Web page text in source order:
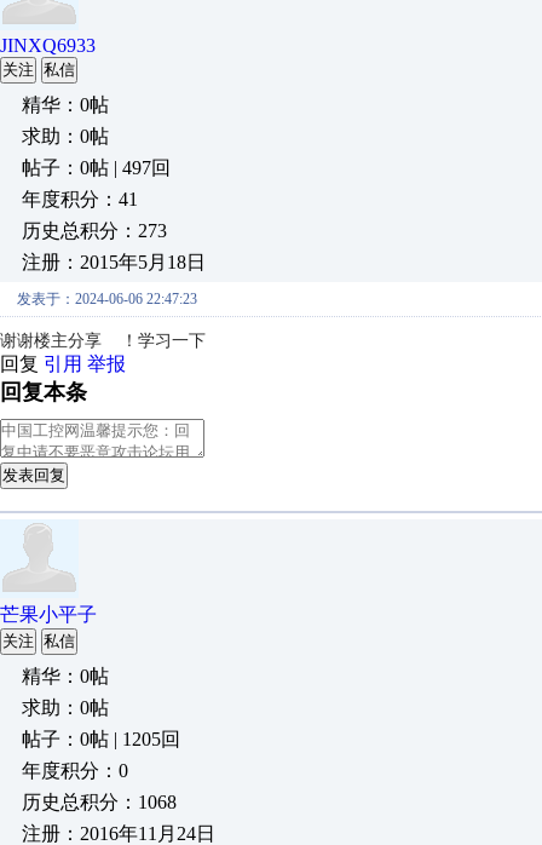
JINXQ6933
关注 私信
精华：0帖
求助：0帖
帖子：0帖 | 497回
年度积分：41
历史总积分：273
注册：2015年5月18日
发表于：2024-06-06 22:47:23
谢谢楼主分享 ！学习一下
回复 引用 举报
回复本条
发表回复
芒果小平子
关注 私信
精华：0帖
求助：0帖
帖子：0帖 | 1205回
年度积分：0
历史总积分：1068
注册：2016年11月24日